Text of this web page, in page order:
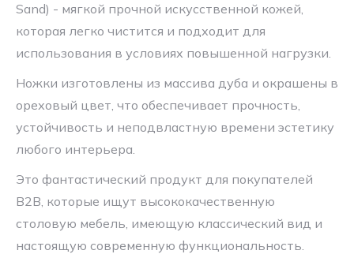
Sand) - мягкой прочной искусственной кожей,
которая легко чистится и подходит для
использования в условиях повышенной нагрузки.
Ножки изготовлены из массива дуба и окрашены в
ореховый цвет, что обеспечивает прочность,
устойчивость и неподвластную времени эстетику
любого интерьера.
Это фантастический продукт для покупателей
B2B, которые ищут высококачественную
столовую мебель, имеющую классический вид и
настоящую современную функциональность.